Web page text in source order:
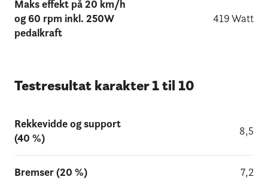
Maks effekt på 20 km/h
og 60 rpm inkl. 250W
pedalkraft
419 Watt
Testresultat karakter 1 til 10
Rekkevidde og support
(40 %)
8,5
Bremser (20 %) 7,2